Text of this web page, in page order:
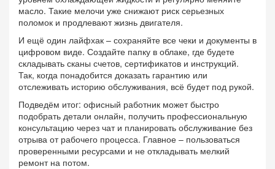
масло. Такие мелочи уже снижают риск серьезных
поломок и продлевают жизнь двигателя.
И ещё один лайфхак – сохраняйте все чеки и документы в
цифровом виде. Создайте папку в облаке, где будете
складывать сканы счетов, сертификатов и инструкций.
Так, когда понадобится доказать гарантию или
отслеживать историю обслуживания, всё будет под рукой.
Подведём итог: офисный работник может быстро
подобрать детали онлайн, получить профессиональную
консультацию через чат и планировать обслуживание без
отрыва от рабочего процесса. Главное – пользоваться
проверенными ресурсами и не откладывать мелкий
ремонт на потом.